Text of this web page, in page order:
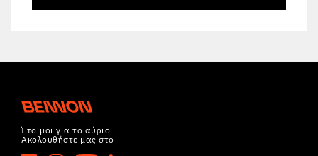
Έτοιμοι για το αύριο
Ακολουθήστε μας στο